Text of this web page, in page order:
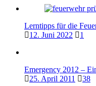
Lerntipps für die
12. Juni 2022
1
Emergency 2012 –
25. April 2011
38